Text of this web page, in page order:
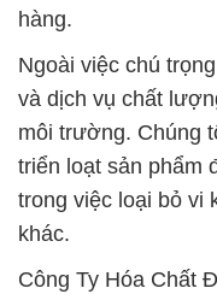
hàng.
Ngoài việc chú
và dịch vụ chất
môi trường. Chúng
triển loạt sản phẩm
trong việc loại bỏ vi
khác.
Công Ty Hóa Chất